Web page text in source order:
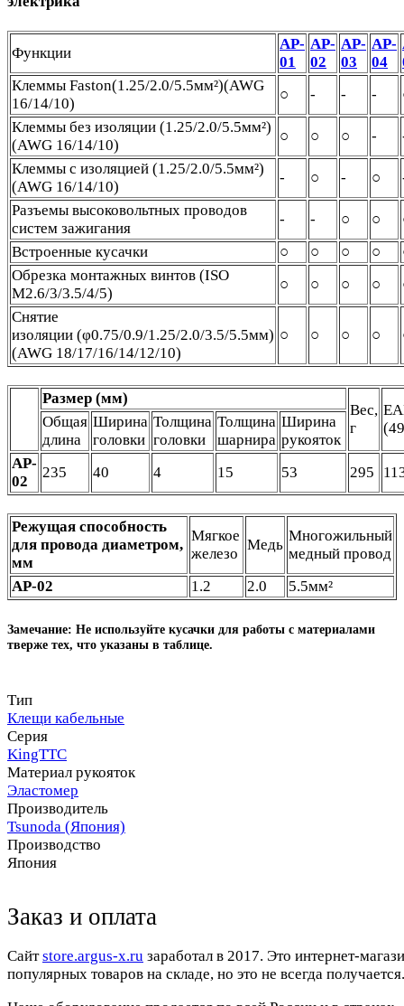
Функции
AP-
01
AP-
02
AP-
03
AP-
04
Клеммы Faston(1.25/2.0/5.5мм²)(AWG
16/14/10)
○ - - -
Клеммы без изоляции (1.25/2.0/5.5мм²)
(AWG 16/14/10)
○ ○ ○ -
Клеммы с изоляцией (1.25/2.0/5.5мм²)
(AWG 16/14/10)
- ○ - ○
Разъемы высоковольтных проводов
систем зажигания
- - ○ ○
Встроенные кусачки
○ ○ ○ ○
Обрезка монтажных винтов (ISO
M2.6/3/3.5/4/5)
○ ○ ○ ○
Снятие
изоляции (φ0.75/0.9/1.25/2.0/3.5/5.5мм)
(AWG 18/17/16/14/12/10)
○ ○ ○ ○
Размер (мм)
Вес,
г
Общая
длина
Ширина
головки
Толщина
головки
Толщина
шарнира
Ширина
рукояток
AP-
02
235 40 4 15 53 295
Режущая способность
для провода диаметром,
мм
Мягкое
железо
Медь
Многожильный
медный провод
AP-02
1.2 2.0 5.5мм²
Замечание: Не используйте кусачки для работы с материалами
тверже тех, что указаны в таблице.
Тип
Клещи кабельные
Серия
KingTTC
Материал рукояток
Эластомер
Производитель
Tsunoda (Япония)
Производство
Япония
Заказ и оплата
Cайтstore.argus-x.ru заработал в 2017. Это интернет-
популярных товаров на складе, но это не всегда